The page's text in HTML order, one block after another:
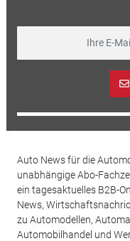
Auto News für die
unabhängige Abo-
ein tagesaktuelles B2B-
News,
zu Automodellen,
Automobilhandel und